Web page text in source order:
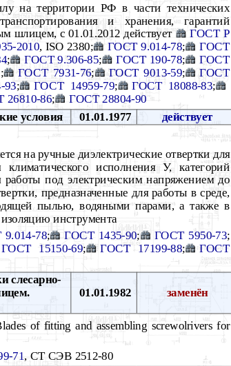
на территории РФ в части технических
и хранения, гарантий
шлицем, с 01.01.2012 действует ГОСТ Р
2010, ISO 2380; ГОСТ 9.014-78;
ГОСТ
; ГОСТ 9.306-85; ГОСТ 190-78;
ГОСТ
; ГОСТ 7931-76; ГОСТ 9013-59;
ГОСТ
93; ГОСТ 14959-79; ГОСТ 18088-83;
26810-86;
ГОСТ 28804-90
условия 01.01.1977
действует
на ручные диэлектрические отвертки для
исполнения У, категорий
под электрическим напряжением до
предназначенные для работы в среде,
пылью, водяными парами, а также в
инструмента
78; ГОСТ 1435-90; ГОСТ 5950-73;
ГОСТ 15150-69; ГОСТ 17199-88; ГОСТ
слесарно-
01.01.1982 заменён
of fitting and assembling screwolrivers for
71 , СТ СЭВ 2512-80